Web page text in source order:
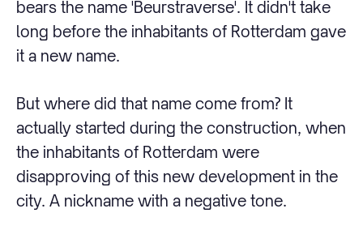
bears the name 'Beurstraverse'. It didn't take
long before the inhabitants of Rotterdam gave
it a new name.
But where did that name come from? It
actually started during the construction, when
the inhabitants of Rotterdam were
disapproving of this new development in the
city. A nickname with a negative tone.